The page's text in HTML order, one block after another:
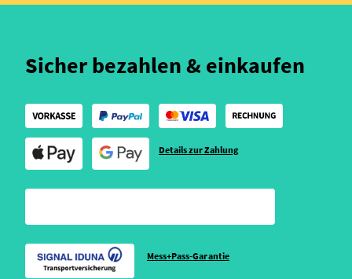
Sicher bezahlen & einkaufen
Details zur Zahlung
Mess+Pass-Garantie